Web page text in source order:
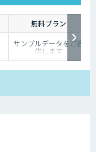
無料プラン
サンプルデータをご提
供します